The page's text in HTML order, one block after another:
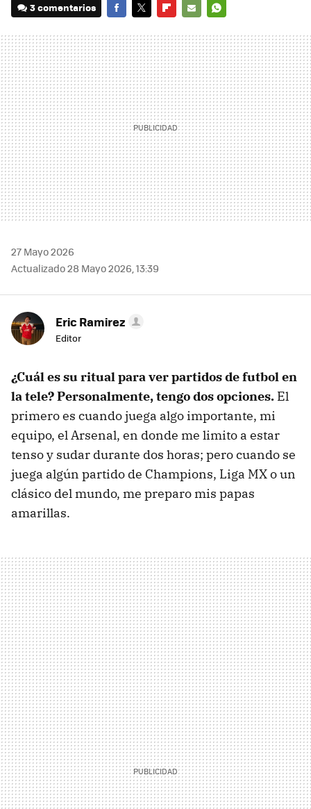
3 comentarios
MAIL
27 Mayo 2026
Actualizado 28 Mayo 2026, 13:39
Eric Ramirez
Editor
¿Cuál es su ritual para ver partidos de futbol en
la tele? Personalmente, tengo dos opciones. El
primero es cuando juega algo importante, mi
equipo, el Arsenal, en donde me limito a estar
tenso y sudar durante dos horas; pero cuando se
juega algún partido de Champions, Liga MX o un
clásico del mundo, me preparo mis papas
amarillas.